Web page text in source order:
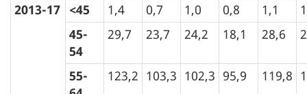
2013-17 <45 1,4 0,7 1,0 0,8 1,1
45-
54
29,7 23,7 24,2 18,1 28,6
55-
123,2 103,3 102,3 95,9 119,8